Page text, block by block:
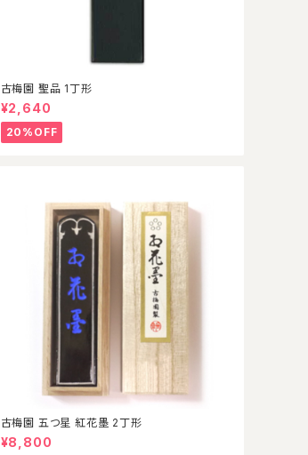
古梅園 聖品 1丁形
¥2,640
20%OFF
古梅園 五つ星 紅花墨 2丁形
¥8,800